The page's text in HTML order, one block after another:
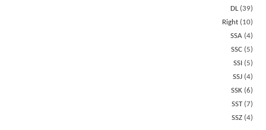
DL 39
Right
10
SSA 4
SSC
5
SSI
5
SSJ 4
SSK 6
SST 7
SSZ 4